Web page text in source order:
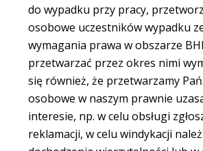
do wypadku przy pracy,
osobowe uczestników wypadku
wymagania prawa w obszarze
przetwarzać przez okres nimi
się również, że przetwarzamy
osobowe w naszym prawnie
interesie, np. w celu obsługi
reklamacji, w celu windykacji